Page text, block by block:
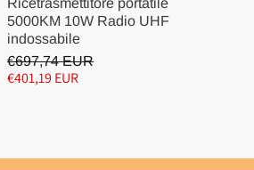
5000KM 10W Radio UHF
indossabile
€697,74 EUR
€401,19 EUR